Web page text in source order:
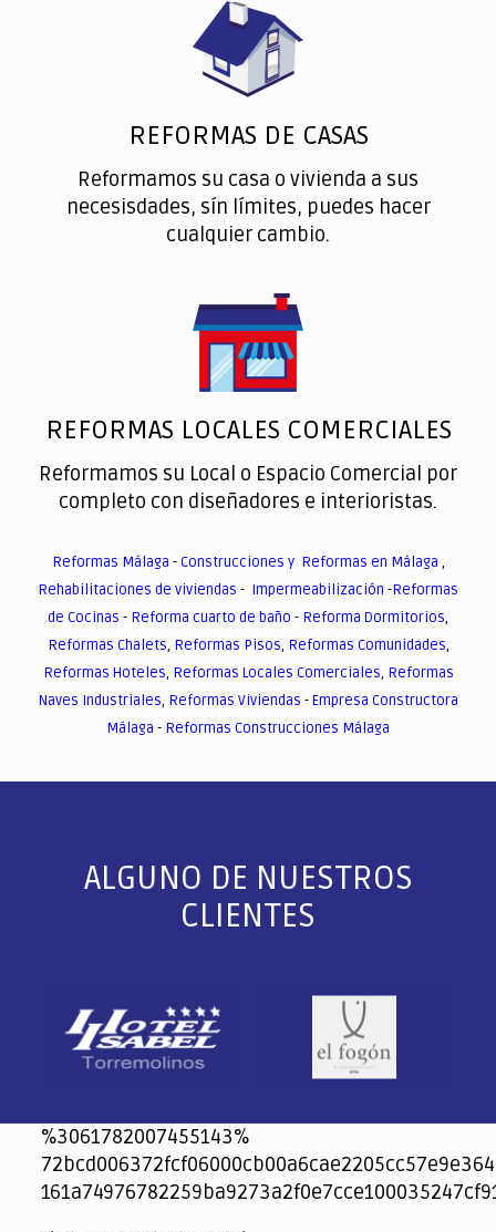
REFORMAS DE CASAS
Reformamos su casa o vivienda a sus
necesisdades, sín límites, puedes hacer
cualquier cambio.
REFORMAS LOCALES COMERCIALES
Reformamos su Local o Espacio Comercial por
completo con diseñadores e interioristas.
Reformas Málaga -Construcciones y Reformas en Málaga ,
Rehabilitaciones de viviendas - Impermeabilización -Reformas
de Cocinas - Reforma cuarto de baño - Reforma Dormitorios,
Reformas Chalets, Reformas Pisos, Reformas Comunidades,
Reformas Hoteles, Reformas Locales Comerciales, Reformas
Naves Industriales, Reformas Viviendas -Empresa Constructora
Málaga - Reformas Construcciones Málaga
ALGUNO DE NUESTROS
CLIENTES
%3061782007455143%